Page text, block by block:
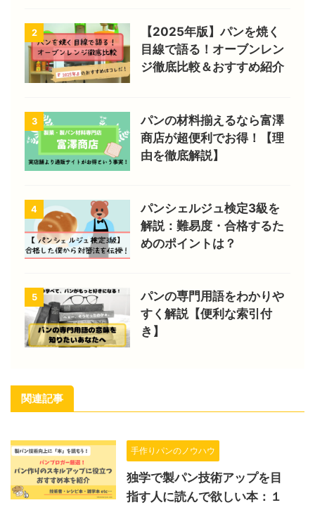
2
【2025年版】パンを焼く
目線で語る！オーブンレン
ジ徹底比較＆おすすめ紹介
3
パンの材料揃えるなら富澤
商店が超便利でお得！【理
由を徹底解説】
4
パンシェルジュ検定3級を
解説：難易度・合格するた
めのポイントは？
5
パンの専門用語をわかりや
すく解説【便利な索引付
き】
関連記事
手作りパンのノウハウ
独学で製パン技術アップを目
指す人に読んで欲しい本：１